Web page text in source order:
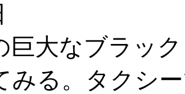
巨大なブラッ
みる。タクシ